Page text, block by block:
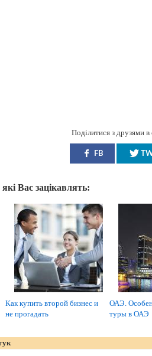
Поділитися з друзями
FB
Вас зацікавлять:
Как купить второй бизнес и
не прогадать
ОАЭ.
туры в ОАЭ